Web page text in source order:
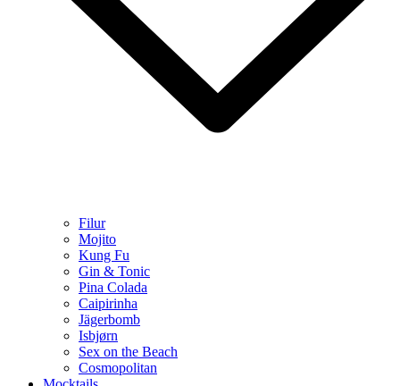
Filur
Mojito
Kung Fu
Gin & Tonic
Pina Colada
Caipirinha
Jägerbomb
Isbjørn
Sex on the Beach
Cosmopolitan